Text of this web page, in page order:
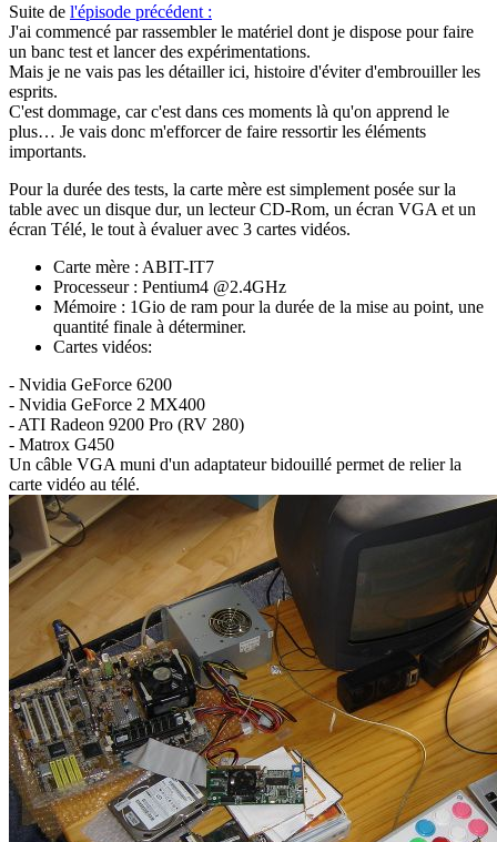
Suite de l'épisode précédent :
J'ai commencé par rassembler le matériel dont je dispose pour faire
un banc test et lancer des expérimentations.
Mais je ne vais pas les détailler ici, histoire d'éviter d'embrouiller les
esprits.
C'est dommage, car c'est dans ces moments là qu'on apprend le
plus… Je vais donc m'efforcer de faire ressortir les éléments
importants.
Pour la durée des tests, la carte mère est simplement posée sur la
table avec un disque dur, un lecteur CD-Rom, un écran VGA et un
écran Télé, le tout à évaluer avec 3 cartes vidéos.
Carte mère : ABIT-IT7
Processeur : Pentium4 @2.4GHz
Mémoire : 1Gio de ram pour la durée de la mise au point, une
quantité finale à déterminer.
Cartes vidéos:
- Nvidia GeForce 6200
- Nvidia GeForce 2 MX400
- ATI Radeon 9200 Pro (RV 280)
- Matrox G450
Un câble VGA muni d'un adaptateur bidouillé permet de relier la
carte vidéo au télé.